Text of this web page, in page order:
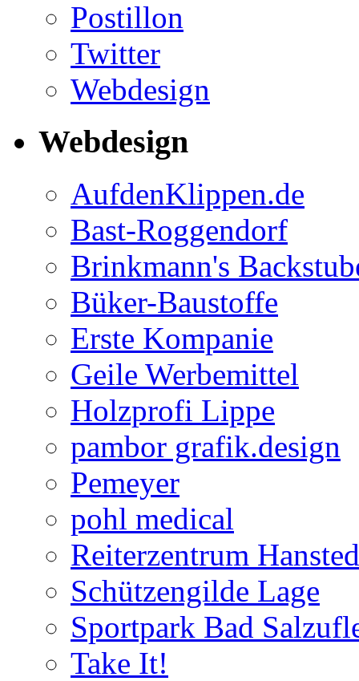
Postillon
Twitter
Webdesign
Webdesign
AufdenKlippen.de
Bast-Roggendorf
Brinkmann's
Büker-Baustoffe
Erste Kompanie
Geile Werbemittel
Holzprofi Lippe
pambor grafik.design
Pemeyer
pohl medical
Reiterzentrum
Schützengilde Lage
Sportpark Bad
Take It!